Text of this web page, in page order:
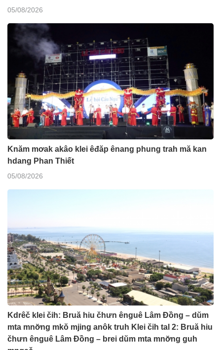
05/08/2026
Knăm mơak akâo klei êđăp ênang phung trah mă kan
hdang Phan Thiết
05/08/2026
Kdrêč klei čih: Bruă hiu čhưn ênguê Lâm Đồng – dŭm
mta mnơ̆ng mkŏ mjing anôk truh Klei čih tal 2: Bruă hiu
čhưn ênguê Lâm Đồng – brei dŭm mta mnơ̆ng guh